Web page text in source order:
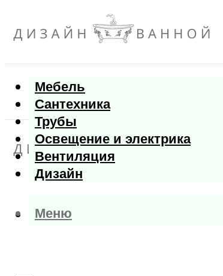
Мебель
Сантехника
Трубы
Освещение и электрика
Вентиляция
Дизайн
Меню
Меню